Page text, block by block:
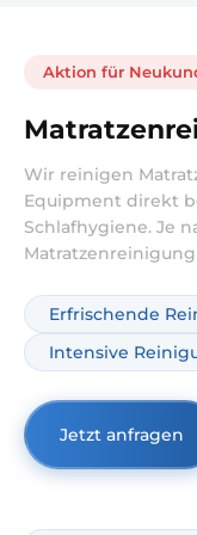
Aktion für
Wir reinigen
Equipment direkt
Schlafhygiene. Je
Gerüchen und
professionell
Extras und mit
Erfrischende
Intensive
Jetzt anfragen